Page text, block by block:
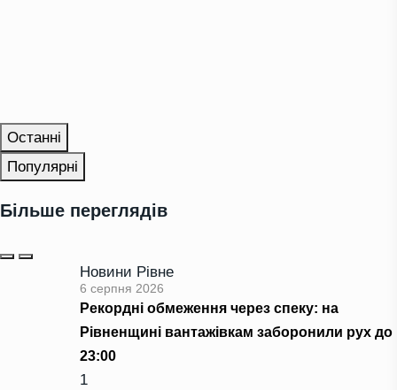
Останні
Популярні
Більше переглядів
Новини Рівне
6 серпня 2026
Рекордні обмеження через спеку: на
Рівненщині вантажівкам заборонили рух до
23:00
1